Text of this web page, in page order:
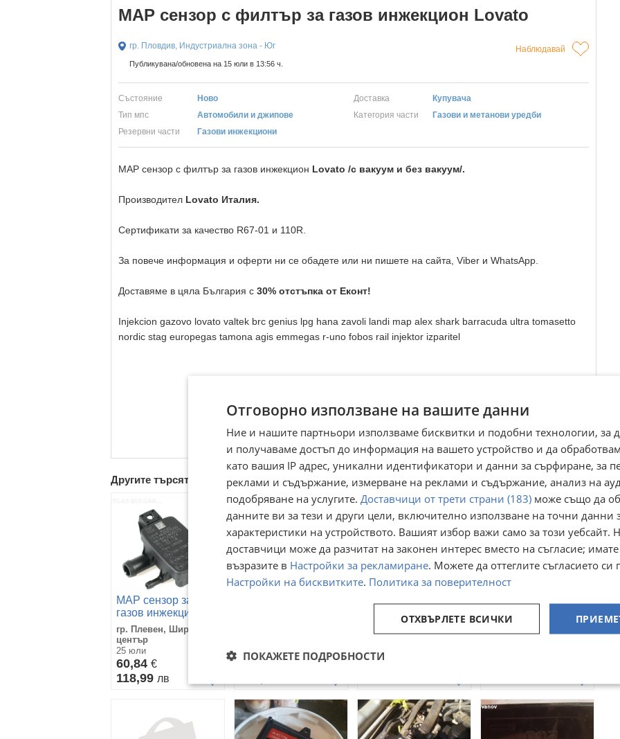
MAP сензор с филтър за газов инжекцион Lovato
гр. Пловдив, Индустриална зона - Юг Наблюдавай
Публикувана/обновена на 15 юли в 13:56 ч.
Състояние Ново Доставка
Купувача
Тип мпс
Автомобили и джипове Категория части
Газови и метанови уредби
Резервни части
Газови инжекциони
MAP сензор с филтър за газов инжекцион Lovato /с вакуум и без вакуум/.
Производител Lovato Италия.
Сертификати за качество R67-01 и 110R.
За повече информация и оферти ни се обадете или ни пишете на сайта, Viber и WhatsApp.
Доставяме в цяла България с 30% отстъпка от Еконт!
Injekcion gazovo lovato valtek brc genius lpg hana zavoli landi map alex shark barracuda ultra tomasetto
nordic stag europegas tamona agis emmegas r-uno fobos rail injektor izparitel
Преглеждания:
☆
☆
☆
☆
☆
Оценка гласа.
Другите търсят също
MAP сензор за
газов инжекцион
Landi Renzo LR025
14мм
гр. Плевен, Широк
център
25 юли
60,84 €
118,99 лв
3.5 V6 (2009)
DE815051
вчера
69 €
инжекцион
61,36
инжекцион.
Отговорно използване на вашите данни
Ние и нашите партньори използваме бисквитки и подобни технологии, за
и получаваме достъп до информация на вашето устройство и да
като вашия IP адрес, уникални идентификатори и данни за сърфиране, за
реклами и съдържание, измерване на реклами и съдържание, анализ на
подобряване на услугите. Доставчици от трети страни (183) може също да
данните ви за тези и други цели, включително използване на точни данни
характеристики на устройството. Вашият избор важи само за този уебсайт.
доставчици може да разчитат на законен интерес вместо на съгласие;
възразите в Настройки за рекламиране. Можете да оттеглите съгласието си
Настройки на бисквитките. Политика за поверителност
ОТХВЪРЛЕТЕ ВСИЧКИ
ПОКАЖЕТЕ ПОДРОБНОСТИ